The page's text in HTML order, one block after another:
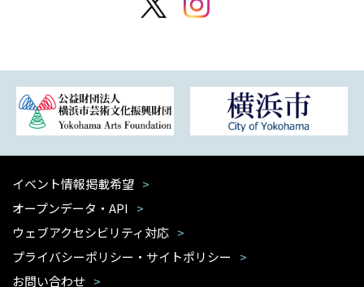
イベント情報掲載希望
オープンデータ・API
ウェブアクセシビリティ対応
プライバシーポリシー・サイトポリシー
お問い合わせ